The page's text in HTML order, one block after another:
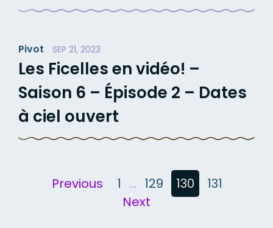
Pivot SEP 21, 2023
Les Ficelles en vidéo! –
Saison 6 – Épisode 2 – Dates
à ciel ouvert
Posts
pagination
Previous 1 … 129 130
131
Next